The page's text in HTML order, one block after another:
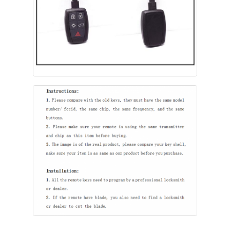
Wycieczka po fabryce
Kontrola jakości
Aktualności
Wszystkie przypadki
Klucze automatyczne
obudowa kluczyka samochodowego